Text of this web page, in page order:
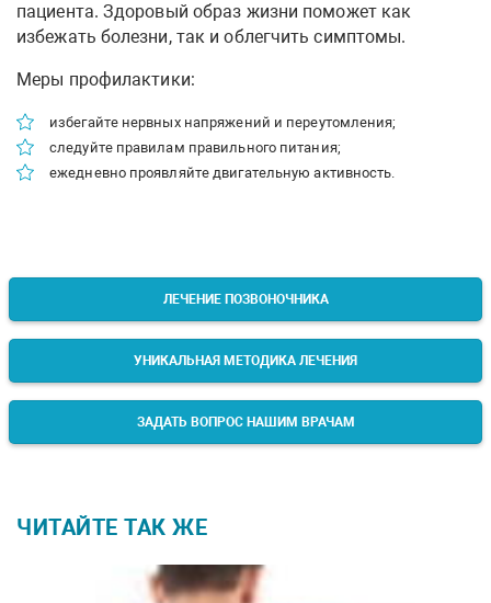
пациента. Здоровый образ жизни поможет как
избежать болезни, так и облегчить симптомы.
Меры профилактики:
избегайте нервных напряжений и переутомления;
следуйте правилам правильного питания;
ежедневно проявляйте двигательную активность.
ЛЕЧЕНИЕ ПОЗВОНОЧНИКА
УНИКАЛЬНАЯ МЕТОДИКА ЛЕЧЕНИЯ
ЗАДАТЬ ВОПРОС НАШИМ ВРАЧАМ
ЧИТАЙТЕ ТАК ЖЕ